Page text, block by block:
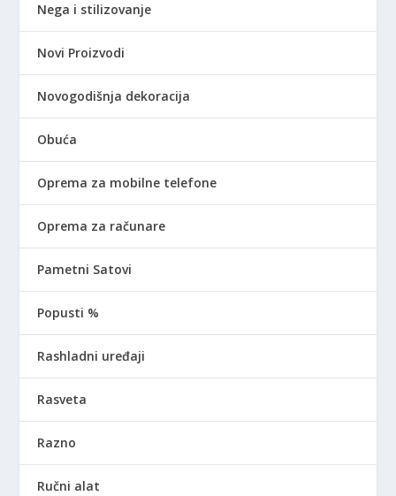
Nega i stilizovanje
Novi Proizvodi
Novogodišnja dekoracija
Obuća
Oprema za mobilne telefone
Oprema za računare
Pametni Satovi
Popusti %
Rashladni uređaji
Rasveta
Razno
Ručni alat